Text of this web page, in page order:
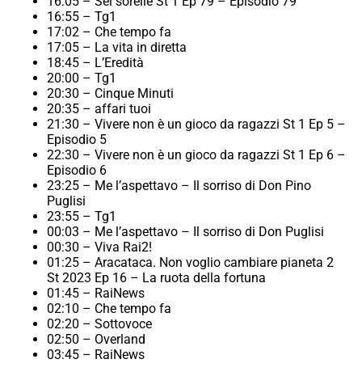
16:55 – Tg1
17:02 – Che tempo fa
17:05 – La vita in diretta
18:45 – L’Eredità
20:00 – Tg1
20:30 – Cinque Minuti
20:35 – affari tuoi
21:30 – Vivere non è un gioco da ragazzi St 1 Ep 5 –
Episodio 5
22:30 – Vivere non è un gioco da ragazzi St 1 Ep 6 –
Episodio 6
23:25 – Me l’aspettavo – Il sorriso di Don Pino
Puglisi
23:55 – Tg1
00:03 – Me l’aspettavo – Il sorriso di Don Puglisi
00:30 – Viva Rai2!
01:25 – Aracataca. Non voglio cambiare pianeta 2
St 2023 Ep 16 – La ruota della fortuna
01:45 – RaiNews
02:10 – Che tempo fa
02:20 – Sottovoce
02:50 – Overland
03:45 – RaiNews